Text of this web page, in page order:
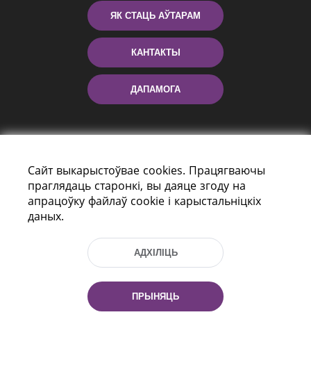
ЯК СТАЦЬ АЎТАРАМ
КАНТАКТЫ
ДАПАМОГА
праспект Незалежнасці 116
г. Мiнск, Рэспубліка Беларусь, 220114
Тэл.: (+375 17) 368 37 37, Факс: (+375 17)
Эл. пошта: inbox@nlb.by
Сайт выкарыстоўвае cookies. Працягваючы
праглядаць старонкі, вы даяце згоду на
апрацоўку файлаў cookie і карыстальніцкіх
даных.
АДХІЛІЦЬ
ПРЫНЯЦЬ